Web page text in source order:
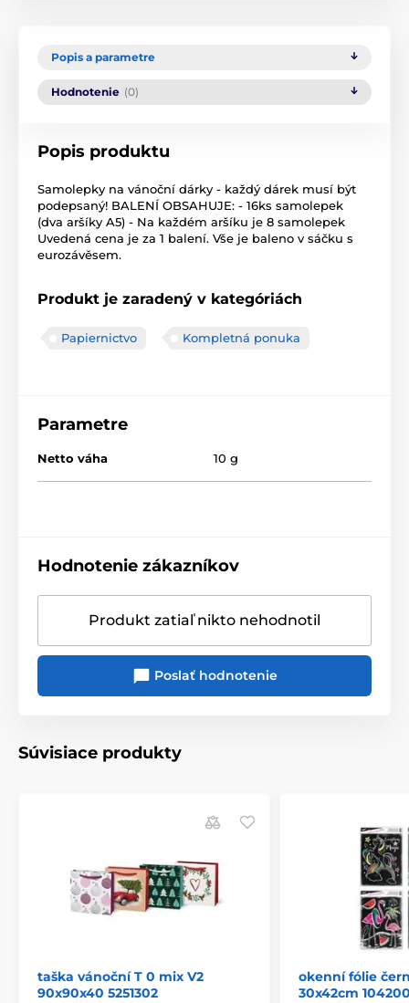
Popis a parametre
Hodnotenie (0)
Popis produktu
Samolepky na vánoční dárky - každý dárek musí být
podepsaný! BALENÍ OBSAHUJE: - 16ks samolepek
(dva aršíky A5) - Na každém aršíku je 8 samolepek
Uvedená cena je za 1 balení. Vše je baleno v sáčku s
eurozávěsem.
Produkt je zaradený v kategóriách
Papiernictvo Kompletná ponuka
Parametre
Netto váha 10 g
Hodnotenie zákazníkov
Produkt zatiaľ nikto nehodnotil
Poslať hodnotenie
Súvisiace produkty
taška vánoční T 0 mix V2
90x90x40 5251302
okenní fólie
30x42cm